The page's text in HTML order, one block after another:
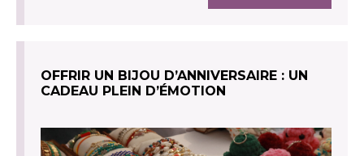
OFFRIR UN BIJOU D’ANNIVERSAIRE : UN
CADEAU PLEIN D’ÉMOTION